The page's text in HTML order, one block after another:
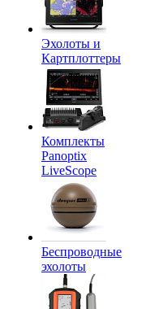
Эхолоты и
Картплоттеры
Комплекты
Panoptix
LiveScope
Беспроводные
эхолоты